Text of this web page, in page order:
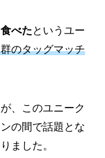
べた というユー
のタッグマッチ
、このユニーク
の間で話題とな
ました。